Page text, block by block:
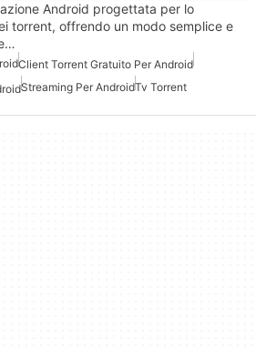
Android progettata per lo
torrent, offrendo un modo semplice e
Client Torrent Gratuito Per Android
Streaming Per AndroidTv Torrent